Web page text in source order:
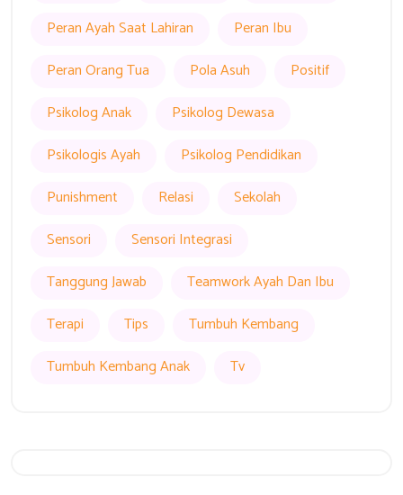
Peran Ayah Saat Lahiran
Peran Ibu
Peran Orang Tua
Pola Asuh
Positif
Psikolog Anak
Psikolog Dewasa
Psikologis Ayah
Psikolog Pendidikan
Punishment
Relasi
Sekolah
Sensori
Sensori Integrasi
Tanggung Jawab
Teamwork Ayah Dan Ibu
Terapi
Tips
Tumbuh Kembang
Tumbuh Kembang Anak
Tv